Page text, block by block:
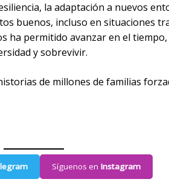
la adaptación a nuevos
buenos, incluso en situaciones
ha permitido avanzar en el tiempo,
y sobrevivir.
de millones de familias
Síguenos en Instagram